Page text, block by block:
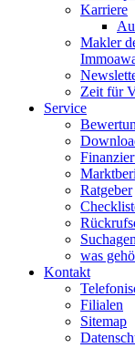
Karriere
Makler
Zeit für
Service
Ratgeber
was
Kontakt
Filialen
Sitemap